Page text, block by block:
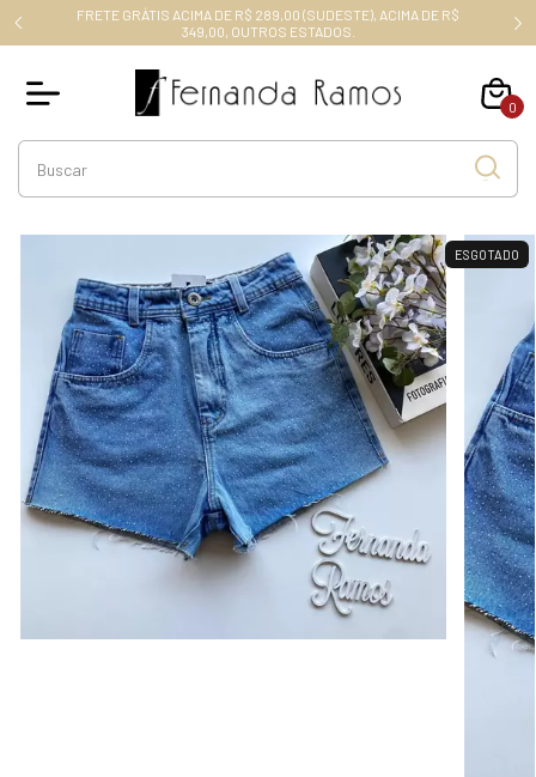
FRETE GRÁTIS ACIMA DE R$ 289,00 (SUDESTE), ACIMA DE R$
349,00, OUTROS ESTADOS.
0
ESGOTADO